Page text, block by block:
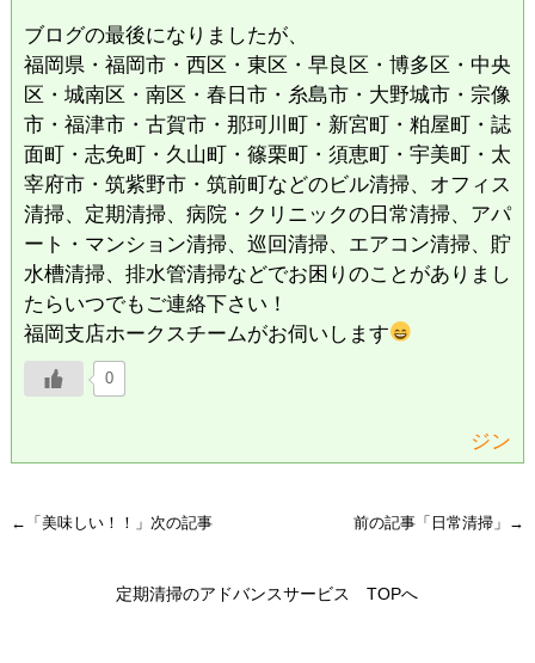
ブログの最後になりましたが、
福岡県・福岡市・西区・東区・早良区・博多区・中央
区・城南区・南区・春日市・糸島市・大野城市・宗像
市・福津市・古賀市・那珂川町・新宮町・粕屋町・誌
面町・志免町・久山町・篠栗町・須恵町・宇美町・太
宰府市・筑紫野市・筑前町などのビル清掃、オフィス
清掃、定期清掃、病院・クリニックの日常清掃、アパ
ート・マンション清掃、巡回清掃、エアコン清掃、貯
水槽清掃、排水管清掃などでお困りのことがありまし
たらいつでもご連絡下さい！
福岡支店ホークスチームがお伺いします
0
ジン
前の記事「 日常清掃 」→
←「美味しい！！ 」次の記事
定期清掃のアドバンスサービス TOPへ